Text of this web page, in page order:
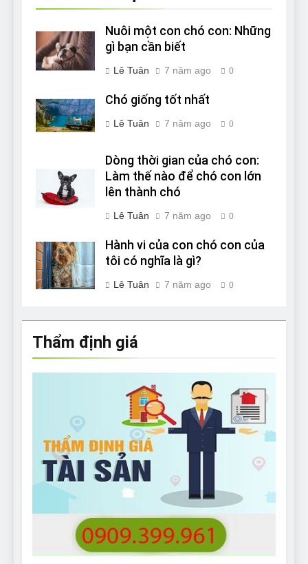
Nuôi một con chó con: Những
gì bạn cần biết
Lê Tuân 7 năm ago 0
Chó giống tốt nhất
Lê Tuân 7 năm ago 0
Dòng thời gian của chó con:
Làm thế nào để chó con lớn
lên thành chó
Lê Tuân 7 năm ago 0
Hành vi của con chó con của
tôi có nghĩa là gì?
Lê Tuân 7 năm ago 0
Thẩm định giá